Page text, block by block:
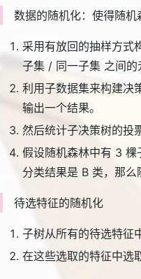
数据的随机化：使得随
采用有放回的抽样方式
子集 / 同一子集 之间的
利用子数据集来构建决
输出一个结果。
然后统计子决策树的投
假设随机森林中有 3
分类结果是 B 类，那么
待选特征的随机化
子树从所有的待选特征
在这些选取的特征中选